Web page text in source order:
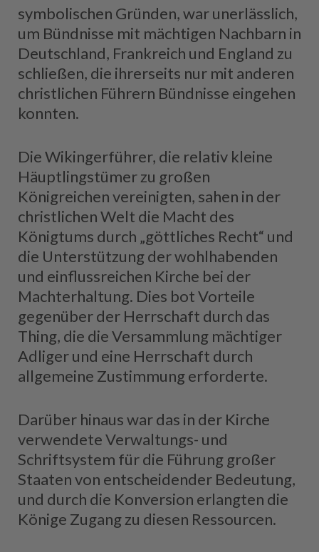
symbolischen Gründen, war unerlässlich,
um Bündnisse mit mächtigen Nachbarn in
Deutschland, Frankreich und England zu
schließen, die ihrerseits nur mit anderen
christlichen Führern Bündnisse eingehen
konnten.
Die Wikingerführer, die relativ kleine
Häuptlingstümer zu großen
Königreichen vereinigten, sahen in der
christlichen Welt die Macht des
Königtums durch „göttliches Recht“ und
die Unterstützung der wohlhabenden
und einflussreichen Kirche bei der
Machterhaltung. Dies bot Vorteile
gegenüber der Herrschaft durch das
Thing, die die Versammlung mächtiger
Adliger und eine Herrschaft durch
allgemeine Zustimmung erforderte.
Darüber hinaus war das in der Kirche
verwendete Verwaltungs- und
Schriftsystem für die Führung großer
Staaten von entscheidender Bedeutung,
und durch die Konversion erlangten die
Könige Zugang zu diesen Ressourcen.